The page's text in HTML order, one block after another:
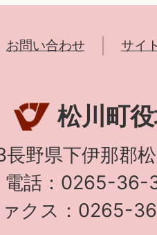
お問い合わせ サイ
松川町
野県下伊那郡
電話：0265-36-
クス：0265-